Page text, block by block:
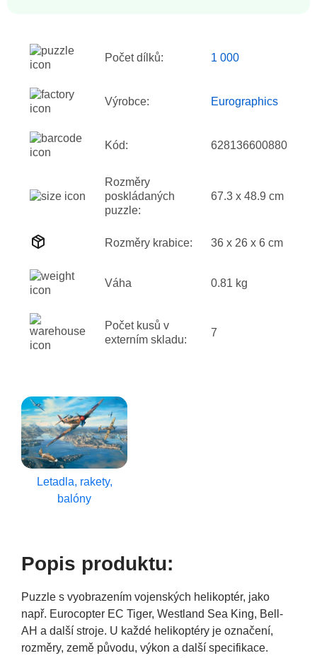
Počet dílků: 1 000
Výrobce: Eurographics
Kód: 628136600880
Rozměry
poskládaných
puzzle:
67.3 x 48.9 cm
Rozměry krabice: 36 x 26 x 6 cm
Váha 0.81 kg
Počet kusů v
externím skladu:
7
Letadla, rakety,
balóny
Popis produktu:
Puzzle s vyobrazením vojenských helikoptér, jako
např. Eurocopter EC Tiger, Westland Sea King, Bell-
AH a další stroje. U každé helikoptéry je označení,
rozměry, země původu, výkon a další specifikace.